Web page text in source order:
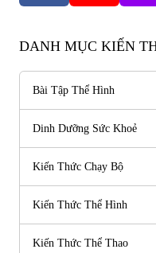
DANH MỤC KIẾN
Bài Tập Thể Hình
Dinh Dưỡng Sức Khoẻ
Kiến Thức Chạy Bộ
Kiến Thức Thể Hình
Kiến Thức Thể Thao